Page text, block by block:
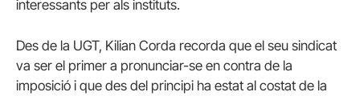
interessants per als instituts.
Des de la UGT, Kilian Corda recorda que el seu sindicat
va ser el primer a pronunciar-se en contra de la
imposició i que des del principi ha estat al costat de la